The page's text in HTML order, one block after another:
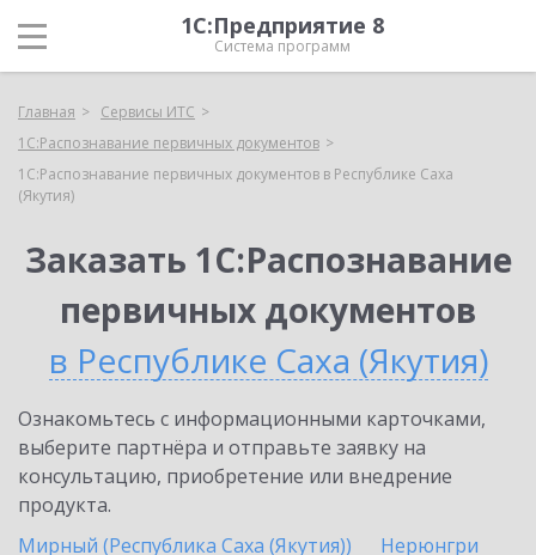
1С:Предприятие 8
Система программ
Главная
Сервисы ИТС
1С:Распознавание первичных документов
1С:Распознавание первичных документов в Республике Саха
(Якутия)
Заказать 1С:Распознавание
первичных документов
в Республике Саха (Якутия)
Ознакомьтесь с информационными карточками,
выберите партнёра и отправьте заявку на
консультацию, приобретение или внедрение
продукта.
Мирный (Республика Саха (Якутия))
Нерюнгри